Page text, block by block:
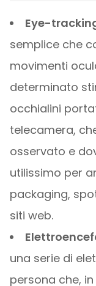
Eye-
semplice che
movimenti
determinato
occhialini
telecamera,
osservato e
utilissimo per
packaging,
siti web.
una serie di
persona che,